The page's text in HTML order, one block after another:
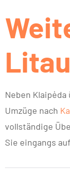
Neben
Umzüge nach
vollständige
Sie eingangs